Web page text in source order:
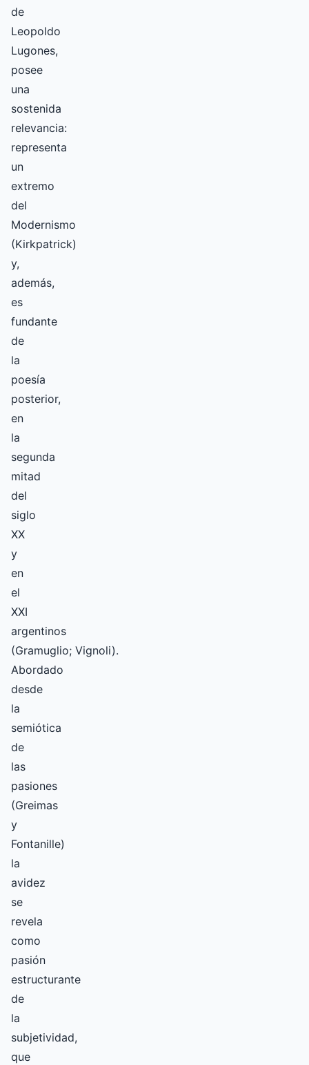
de
Leopoldo
Lugones,
posee
una
sostenida
relevancia:
representa
un
extremo
del
Modernismo
(Kirkpatrick)
y,
además,
es
fundante
de
la
poesía
posterior,
en
la
segunda
mitad
del
siglo
XX
y
en
el
XXI
argentinos
(Gramuglio; Vignoli).
Abordado
desde
la
semiótica
de
las
pasiones
(Greimas
y
Fontanille)
la
avidez
se
revela
como
pasión
estructurante
de
la
subjetividad,
que